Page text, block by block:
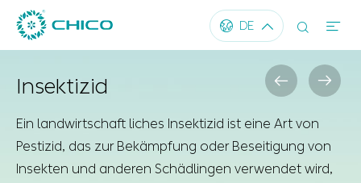
 DE   
Insektizid
Ein landwirtschaft liches Insektizid ist eine Art von
Pestizid, das zur Bekämpfung oder Beseitigung von
Insekten und anderen Schädlingen verwendet wird,
 